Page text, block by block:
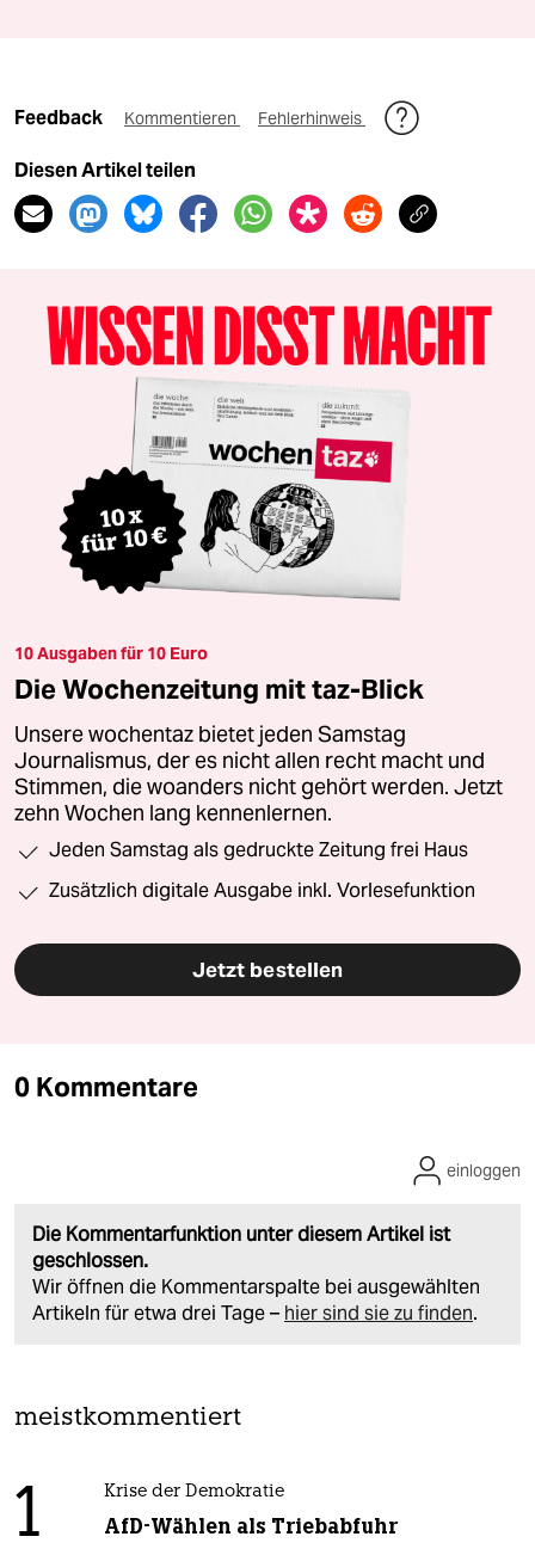
Feedback Kommentieren Fehlerhinweis
Diesen Artikel teilen
10 Ausgaben für 10 Euro
Die Wochenzeitung mit taz-Blick
Unsere wochentaz bietet jeden Samstag
Journalismus, der es nicht allen recht macht und
Stimmen, die woanders nicht gehört werden. Jetzt
zehn Wochen lang kennenlernen.
Jeden Samstag als gedruckte Zeitung frei Haus
Zusätzlich digitale Ausgabe inkl. Vorlesefunktion
Jetzt bestellen
0 Kommentare
Die Kommentarfunktion unter diesem Artikel ist
geschlossen.
Wir öffnen die Kommentarspalte bei ausgewählten
Artikeln für etwa drei Tage – hier sind sie zu finden.
einloggen
meistkommentiert
1 Krise der Demokratie
AfD-Wählen als Triebabfuhr